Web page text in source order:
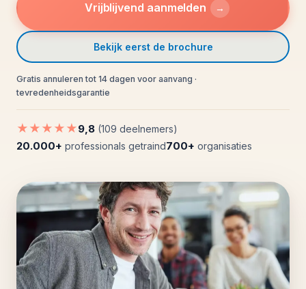
Vrijblijvend aanmelden →
Bekijk eerst de brochure
Gratis annuleren tot 14 dagen voor aanvang ·
tevredenheidsgarantie
★★★★★9,8 (109 deelnemers)
20.000+ professionals getraind700+ organisaties